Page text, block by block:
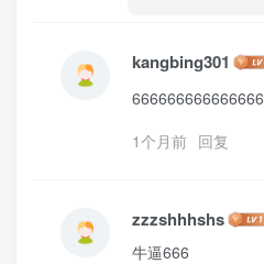
kangbing301
666666666666666
1个月前 回复
zzzshhhshs
牛逼666